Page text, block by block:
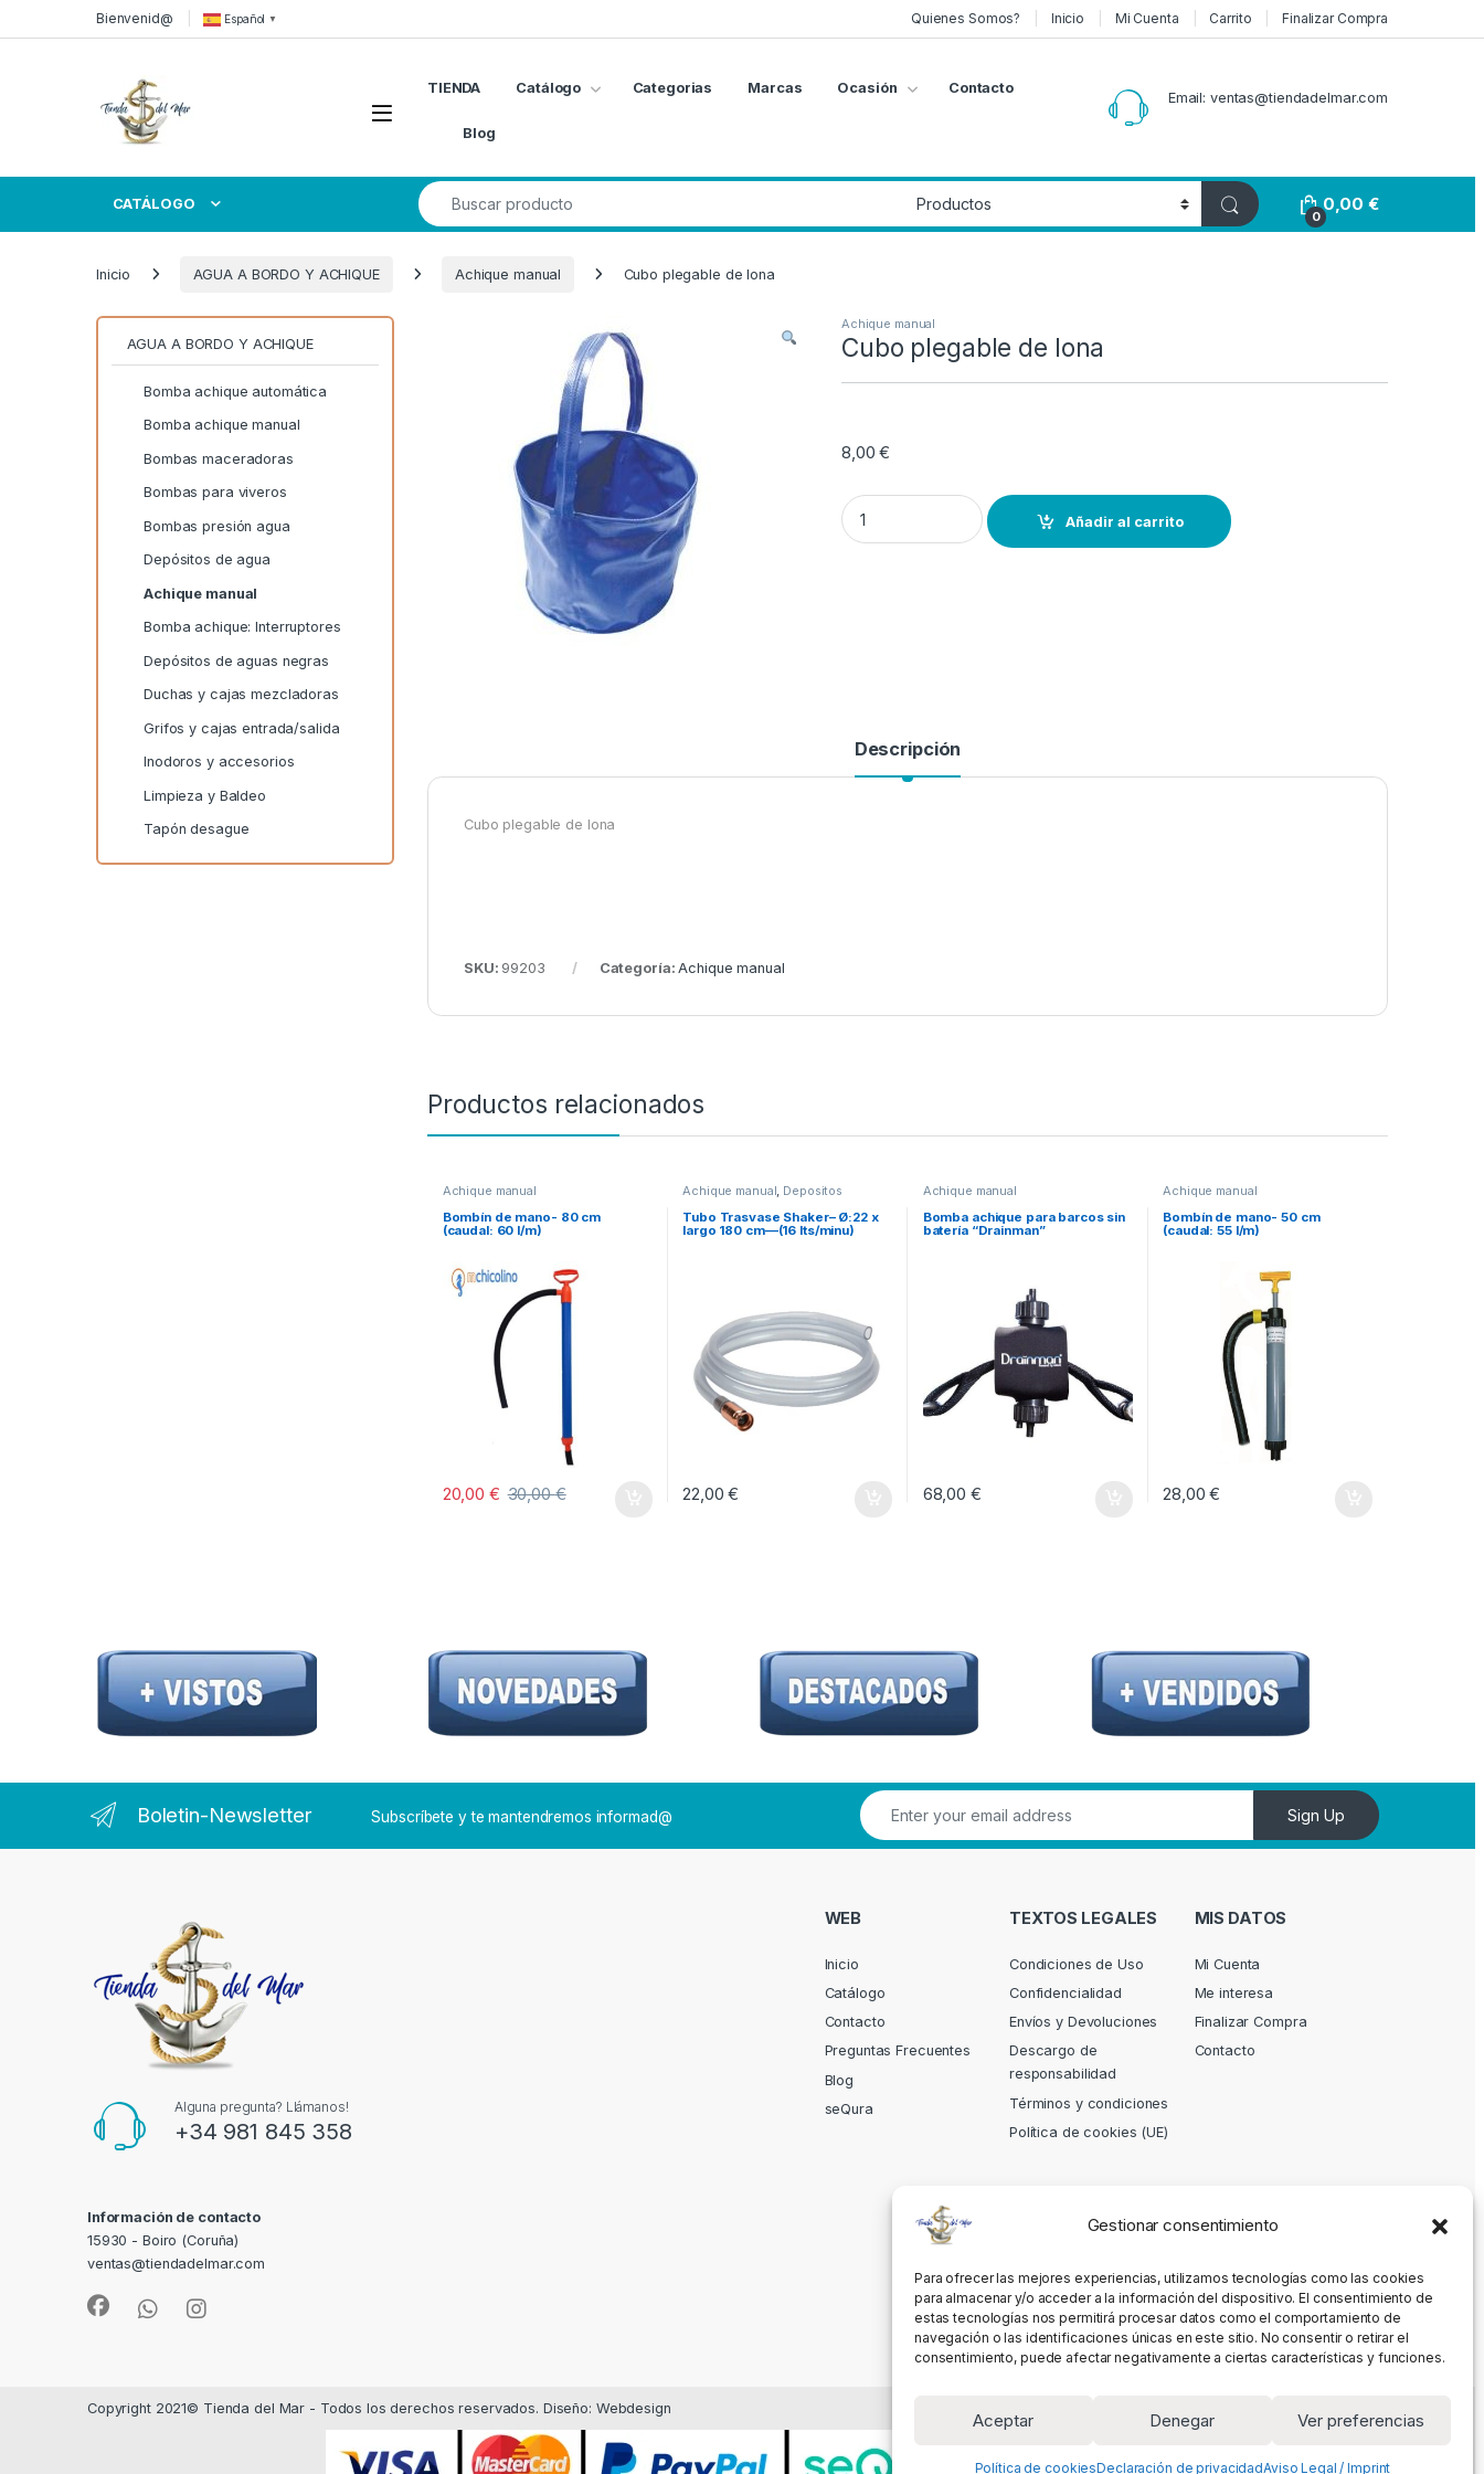
Gestionar consentimiento
Para ofrecer las mejores experiencias, utilizamos tecnologías como las cookies
para almacenar y/o acceder a la información del dispositivo. El consentimiento de
estas tecnologías nos permitirá procesar datos como el comportamiento de
navegación o las identificaciones únicas en este sitio. No consentir o retirar el
consentimiento, puede afectar negativamente a ciertas características y funciones.
Aceptar Denegar Ver preferencias
Política de cookiesDeclaración de privacidadAviso Legal / Imprint
Skip to navigation
Skip to contentBienvenid@ Español ▼ Quienes Somos? Inicio Mi Cuenta Carrito Finalizar Compra
Open
TIENDA Catálogo Categorias Marcas Ocasión Contacto
Blog
Email: ventas@tiendadelmar.com
CATÁLOGO
Search for:
0
0,00€
Inicio AGUA A BORDO Y ACHIQUE Achique manual Cubo plegable de lona
Achique manual
Cubo plegable de lona
8,00€
Cubo plegable de lona quantity
Añadir al carrito
Descripción
Cubo plegable de lona
SKU: 99203 Categoría:Achique manual
Productos relacionados
Achique manual
Bombín de mano- 80 cm
(caudal: 60 l/m)
20,00 € 30,00€
Achique manual, Depositos
Tubo Trasvase Shaker– Ø:22 x
largo 180 cm—(16 lts/minu)
22,00€
Achique manual
Bomba achique para barcos sin
batería “Drainman”
68,00 €
Achique manual
Bombín de mano- 50 cm
(caudal: 55 l/m)
28,00€
AGUA A BORDO Y ACHIQUE
Bomba achique automática
Bomba achique manual
Bombas maceradoras
Bombas para viveros
Bombas presión agua
Depósitos de agua
Achique manual
Bomba achique: Interruptores
Depósitos de aguas negras
Duchas y cajas mezcladoras
Grifos y cajas entrada/salida
Inodoros y accesorios
Limpieza y Baldeo
Tapón desague
Boletin-Newsletter Subscríbete y te mantendremos informad@ Sign Up
Alguna pregunta? Llámanos!
+34 981 845 358
Información de contacto
15930 - Boiro (Coruña)
ventas@tiendadelmar.com
WEB
Inicio
Catálogo
Contacto
Preguntas Frecuentes
Blog
seQura
TEXTOS LEGALES
Condiciones de Uso
Confidencialidad
Envíos y Devoluciones
Descargo de
responsabilidad
Términos y condiciones
Política de cookies (UE)
MIS DATOS
Mi Cuenta
Me interesa
Finalizar Compra
Contacto
Copyright 2021© Tienda del Mar - Todos los derechos reservados. Diseño: Webdesign